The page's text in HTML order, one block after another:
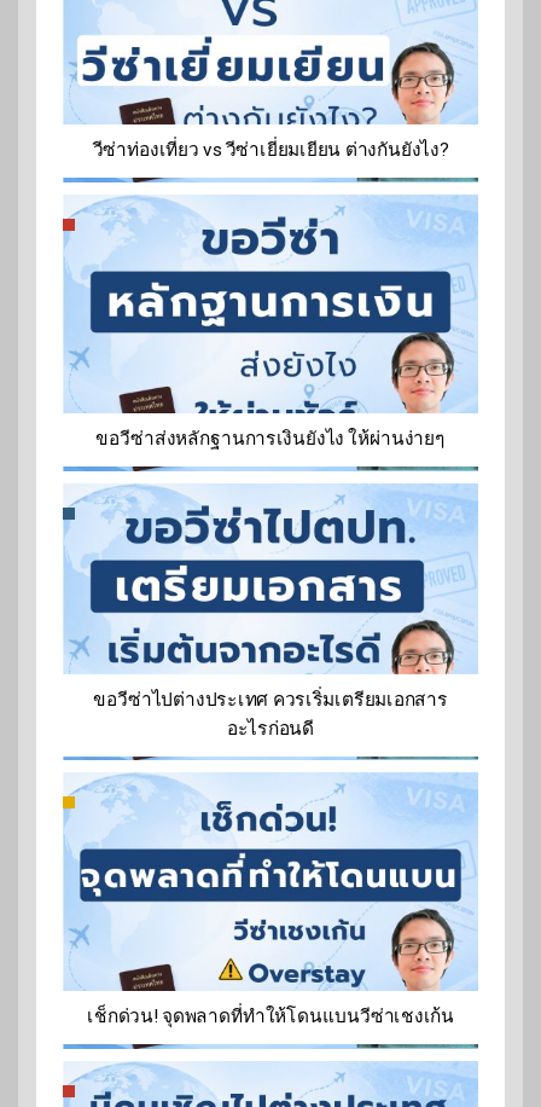
วีซ่าท่องเที่ยว vs วีซ่าเยี่ยมเยียน ต่างกันยังไง?
ขอวีซ่าส่งหลักฐานการเงินยังไง ให้ผ่านง่ายๆ
ขอวีซ่าไปต่างประเทศ ควรเริ่มเตรียมเอกสาร
อะไรก่อนดี
เช็กด่วน! จุดพลาดที่ทำให้โดนแบนวีซ่าเชงเก้น